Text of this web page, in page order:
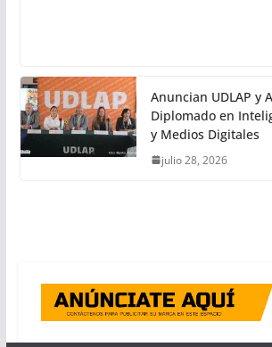
Anuncian UDLAP y
Diplomado en
y Medios Digitales
julio 28, 2026